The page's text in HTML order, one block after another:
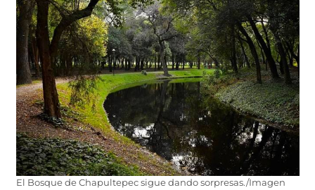
El Bosque de Chapultepec sigue dando sorpresas./Imagen